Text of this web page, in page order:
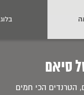
בלוג
סיאם
הטרנדים הכי חמים